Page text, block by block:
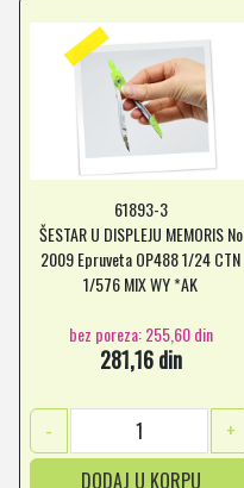
61893-3
ŠESTAR U DISPLEJU MEMORIS No
2009 Epruveta OP488 1/24 CTN
1/576 MIX WY *AK
bez poreza: 255,60 din
281,16 din
-
+
DODAJ U KORPU